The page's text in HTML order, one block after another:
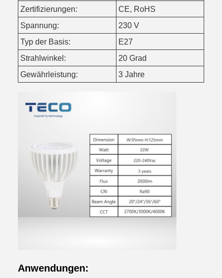
Zertifizierungen:
CE, RoHS
Spannung:
230 V
Typ der Basis:
E27
Strahlwinkel:
20 Grad
Gewährleistung:
3 Jahre
Anwendungen: